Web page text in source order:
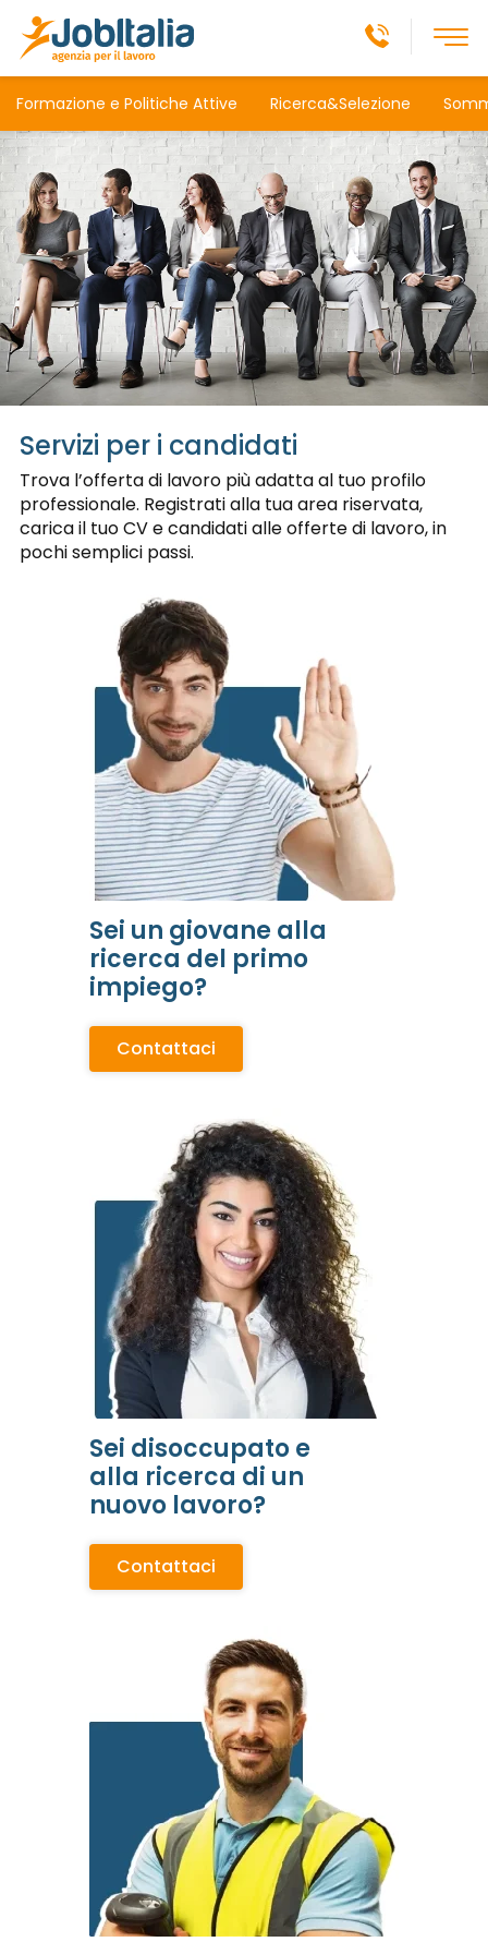
Formazione e Politiche Attive Ricerca&Selezione
Servizi per i candidati
Trova l’offerta di lavoro più adatta al tuo profilo
professionale. Registrati alla tua area riservata,
carica il tuo CV e candidati alle offerte di lavoro, in
pochi semplici passi.
Sei un giovane alla
ricerca del primo
impiego?
Contattaci
Sei disoccupato e
alla ricerca di un
nuovo lavoro?
Contattaci